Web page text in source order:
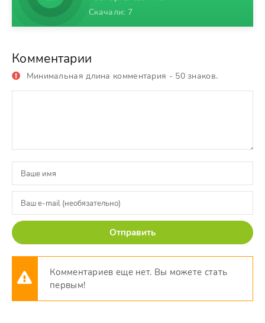
Скачали: 7
Комментарии
Минимальная длина комментария - 50 знаков.
Отправить
Комментариев еще нет. Вы можете стать
первым!